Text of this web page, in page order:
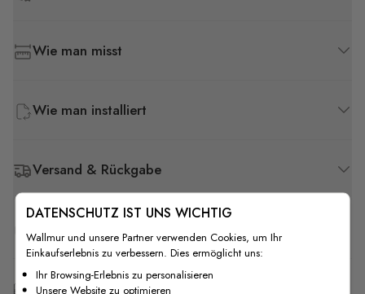
Wie man misst
Wie man installiert
Versand & Rückgabe
F.A.Q
Kostenlose Anpassung
DATENSCHUTZ IST UNS WICHTIG
Wallmur und unsere Partner verwenden Cookies, um Ihr
Einkaufserlebnis zu verbessern. Dies ermöglicht uns:
Ihr Browsing-Erlebnis zu personalisieren
Unsere Website zu optimieren